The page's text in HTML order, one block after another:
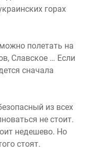
горах
полетать на
Славское … Если
сначала
из всех
не стоит.
недешево. Но
стоят.